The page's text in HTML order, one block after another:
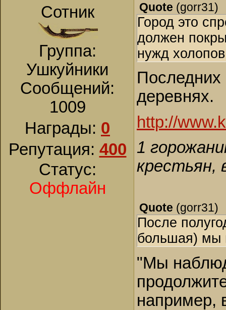
Сотник
Группа:
Ушкуйники
Сообщений:
1009
Награды: 0
Репутация: 400
Статус:
Оффлайн
Quote (gorr31)
Город это
должен
нужд
Последних
деревнях.
http://
1
крестьян,
Quote (gorr31)
После
большая) мы
"Мы
например,